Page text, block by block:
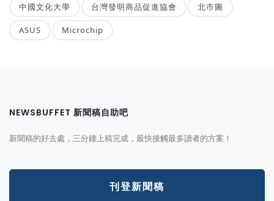
中國文化大學 台灣發明商品促進協會 北市圖
ASUS Microchip
NEWSBUFFET 新聞稿自助吧
新聞稿的好去處，三分鐘上稿完成，最快接觸最多讀者的方案！
刊登新聞稿